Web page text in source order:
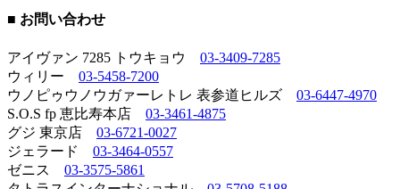
■ お問い合わせ
アイヴァン 7285 トウキョウ 03-3409-7285
ウィリー 03-5458-7200
ウノピゥウノウガァーレトレ 表参道ヒルズ 03-6447-4970
S.O.S fp 恵比寿本店 03-3461-4875
グジ 東京店 03-6721-0027
ジェラード 03-3464-0557
ゼニス 03-3575-5861